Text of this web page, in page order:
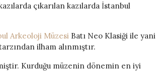
çıkarılan kazılarda İstanbul
Arkeoloji Müzesi Batı Neo Klasiği ile yani
ilham alınmıştır.
Kurduğu müzenin dönemin en iyi